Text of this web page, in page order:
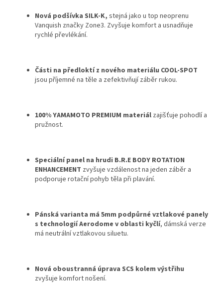
Nová podšívka SILK-K, stejná jako u top neoprenu
Vanquish značky Zone3. Zvyšuje komfort a usnadňuje
rychlé převlékání.
Části na předloktí z nového materiálu COOL-SPOT
jsou příjemné na těle a zefektivňují záběr rukou.
100% YAMAMOTO PREMIUM materiál zajišťuje pohodlí a
pružnost.
Speciální panel na hrudi B.R.E BODY ROTATION
ENHANCEMENT zvyšuje vzdálenost na jeden záběr a
podporuje rotační pohyb těla při plavání.
Pánská varianta má 5mm podpůrné vztlakové panely
s technologií Aerodome v oblasti kyčlí, dámská verze
má neutrální vztlakovou siluetu.
Nová oboustranná úprava SCS kolem výstřihu
zvyšuje komfort nošení.
Powered by chaterimo